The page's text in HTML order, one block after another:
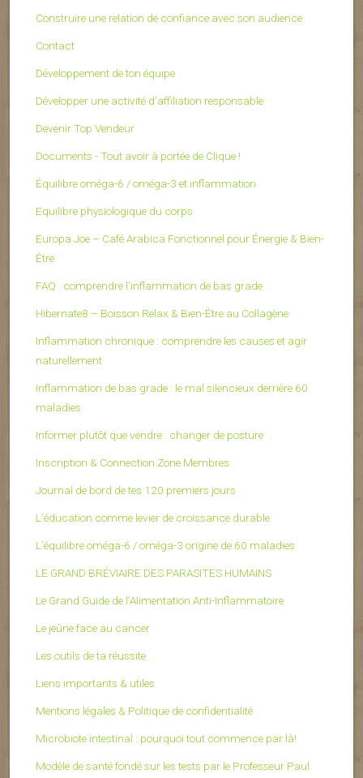
Construire une relation de confiance avec son audience
Contact
Développement de ton équipe
Développer une activité d’affiliation responsable
Devenir Top Vendeur
Documents - Tout avoir à portée de Clique !
Équilibre oméga-6 / oméga-3 et inflammation
Equilibre physiologique du corps
Europa Joe – Café Arabica Fonctionnel pour Énergie & Bien-
Être
FAQ : comprendre l’inflammation de bas grade
Hibernate8 – Boisson Relax & Bien-Être au Collagène
Inflammation chronique : comprendre les causes et agir
naturellement
Inflammation de bas grade : le mal silencieux derrière 60
maladies
Informer plutôt que vendre : changer de posture
Inscription & Connection Zone Membres
Journal de bord de tes 120 premiers jours
L’éducation comme levier de croissance durable
L’équilibre oméga-6 / oméga-3 origine de 60 maladies
LE GRAND BRÉVIAIRE DES PARASITES HUMAINS
Le Grand Guide de l’Alimentation Anti-Inflammatoire
Le jeûne face au cancer
Les outils de ta réussite
Liens importants & utiles
Mentions légales & Politique de confidentialité
Microbiote intestinal : pourquoi tout commence par là!
Modèle de santé fondé sur les tests par le Professeur Paul